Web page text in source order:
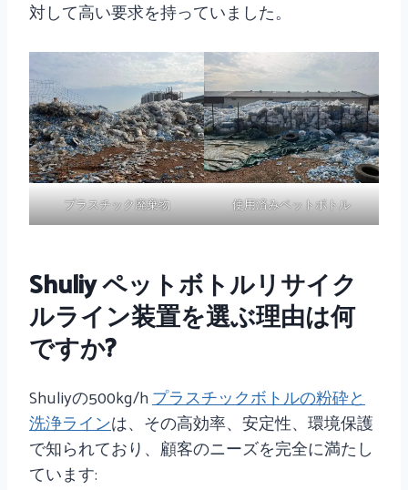
対して高い要求を持っていました。
プラスチック廃棄物 使用済みペットボトル
Shuliy ペットボトルリサイク
ルライン装置を選ぶ理由は何
ですか?
Shuliyの500kg/hプラスチックボトルの粉砕と
洗浄ラインは、その高効率、安定性、環境保護
で知られており、顧客のニーズを完全に満たし
ています: